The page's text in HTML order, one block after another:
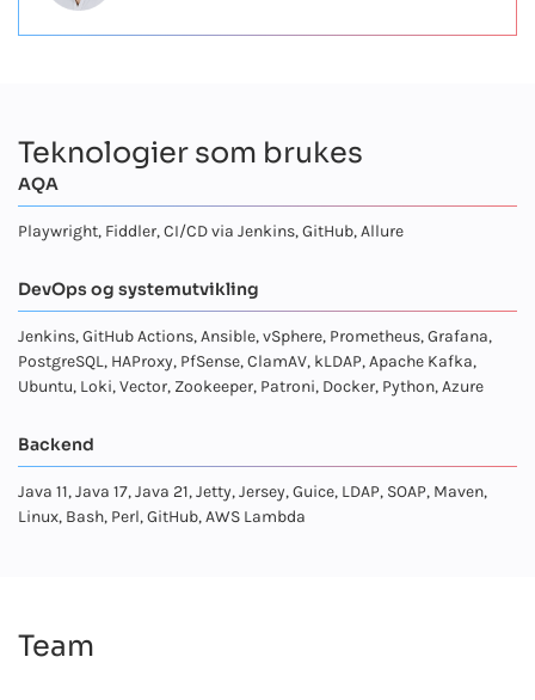
Teknologier som brukes
AQA
Playwright, Fiddler, CI/CD via Jenkins, GitHub, Allure
DevOps og systemutvikling
Jenkins, GitHub Actions, Ansible, vSphere, Prometheus, Grafana,
PostgreSQL, HAProxy, PfSense, ClamAV, kLDAP, Apache Kafka,
Ubuntu, Loki, Vector, Zookeeper, Patroni, Docker, Python, Azure
Backend
Java 11, Java 17, Java 21, Jetty, Jersey, Guice, LDAP, SOAP, Maven,
Linux, Bash, Perl, GitHub, AWS Lambda
Team